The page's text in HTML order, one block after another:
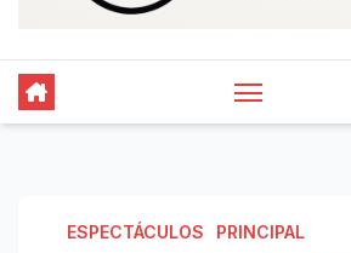
ESPECTÁCULOS PRINCIPAL